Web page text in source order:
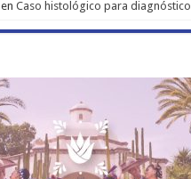
enCaso histológico para diagnóstico